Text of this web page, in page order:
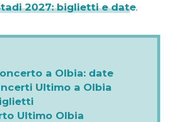
2027: biglietti e date.
a Olbia: date
Ultimo a Olbia
Ultimo Olbia